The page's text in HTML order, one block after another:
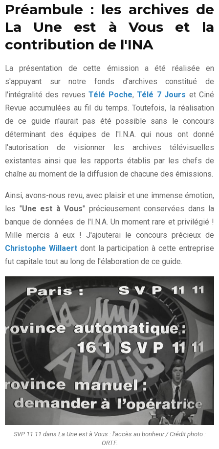
Préambule : les archives de
La Une est à Vous et la
contribution de l'INA
La présentation de cette émission a été réalisée en
s'appuyant sur notre fonds d'archives constitué de
l'intégralité des revuesTélé Poche,Télé 7 Jours et Ciné
Revue accumulées au fil du temps. Toutefois, la réalisation
de ce guide n'aurait pas été possible sans le concours
déterminant des équipes de l'I.N.A. qui nous ont donné
l'autorisation de visionner les archives télévisuelles
existantes ainsi que les rapports établis par les chefs de
chaîne au moment de la diffusion de chacune des émissions.
Ainsi, avons-nous revu, avec plaisir et une immense émotion,
les "Une est à Vous" précieusement conservées dans la
banque de données de l'I.N.A. Un moment rare et privilégié !
Mille mercis à eux ! J'ajouterai le concours précieux de
Christophe Willaertdont la participation à cette entreprise
fut capitale tout au long de l'élaboration de ce guide.
SVP 11 11 dans La Une est à Vous : l'accès au bonheur / Crédit photo :
ORTF.